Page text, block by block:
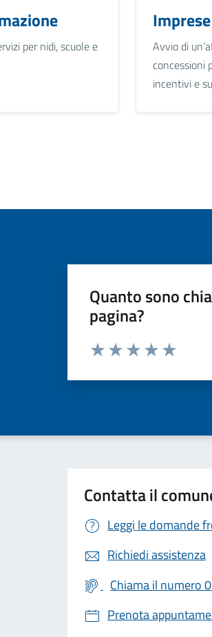
per nidi, scuole e
Avvio di
concessioni
incentivi e
Quanto sono
pagina?
Valuta da 1 a 5 stelle la pagina
Contatta il
Leggi le domande
Richiedi assistenza
Chiama il numero
Prenota